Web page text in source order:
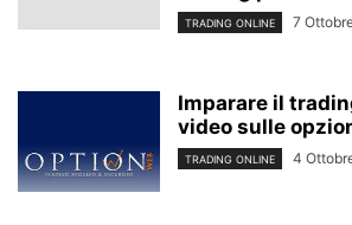
TRADING ONLINE 7
Imparare il
video sulle
TRADING ONLINE 4